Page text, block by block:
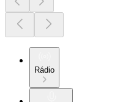
Rádio